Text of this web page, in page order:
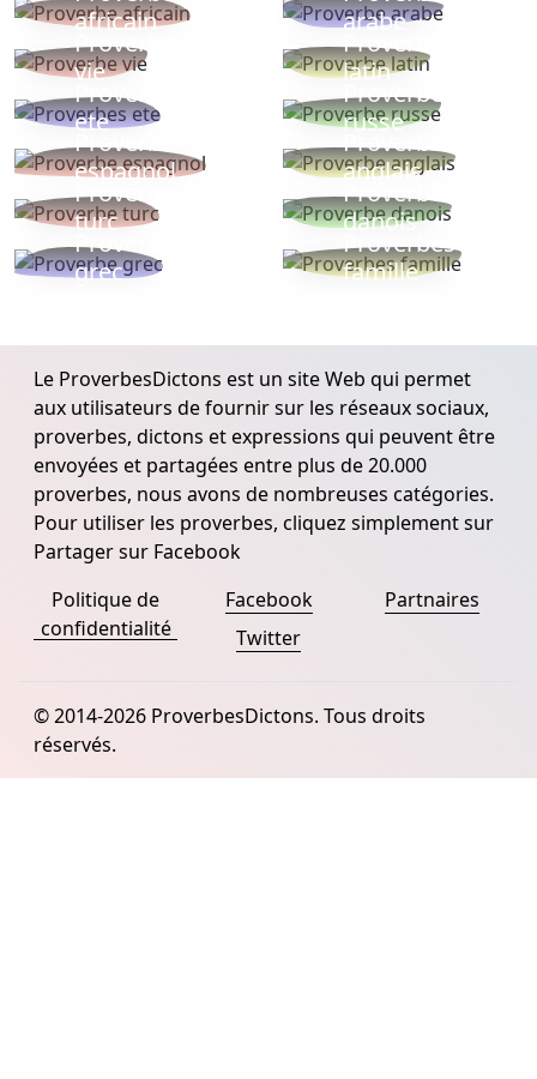
africain
arabe
Proverbe
vie
Proverbe
latin
Proverbes
ete
Proverbe
russe
Proverbe
espagnol
Proverbe
anglais
Proverbe
turc
Proverbe
danois
Proverbe
grec
Proverbes
famille
Le ProverbesDictons est un site Web qui permet
aux utilisateurs de fournir sur les réseaux sociaux,
proverbes, dictons et expressions qui peuvent être
envoyées et partagées entre plus de 20.000
proverbes, nous avons de nombreuses catégories.
Pour utiliser les proverbes, cliquez simplement sur
Partager sur Facebook
Politique de
confidentialité
Facebook
Twitter
Partnaires
© 2014-2026 ProverbesDictons. Tous droits
réservés.